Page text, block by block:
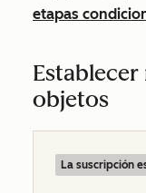
etapas
Establecer
objetos
La suscripción